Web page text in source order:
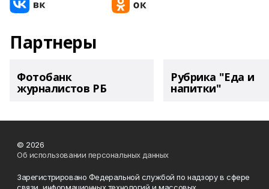
Партнеры
Фотобанк
журналистов РБ
Рубрика "Еда и
напитки"
© 2026
Об использовании персональных данных
Зарегистрировано Федеральной службой по надзору в сфере